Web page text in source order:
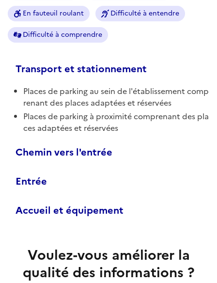
En fauteuil roulant Difficulté à entendre
Difficulté à comprendre
Transport et stationnement
Places de parking au sein de l'établissement comp
renant des places adaptées et réservées
Places de parking à proximité comprenant des pla
ces adaptées et réservées
Chemin vers l'entrée
Entrée
Accueil et équipement
Voulez-vous améliorer la
qualité des informations ?